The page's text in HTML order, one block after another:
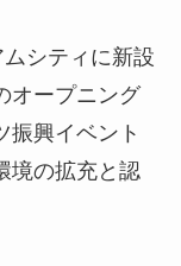
シティに新設
オープニング
振興イベント
境の拡充と認